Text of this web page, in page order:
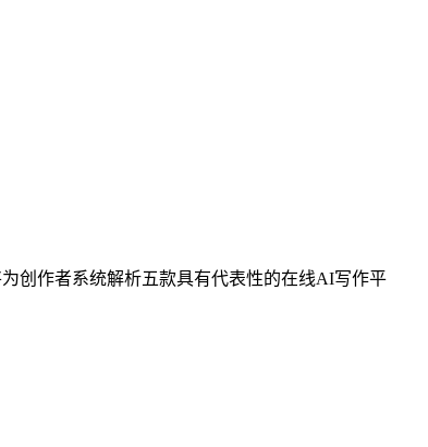
创作者系统解析五款具有代表性的在线AI写作平